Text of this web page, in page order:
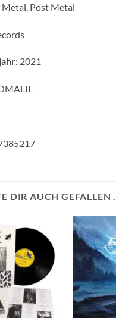
Metal, Post Metal
2021
DIR AUCH GEFALLEN …